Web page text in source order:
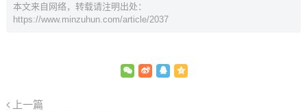
本文来自网络，转载请注明出处：
https://www.minzuhun.com/article/2037
上一篇